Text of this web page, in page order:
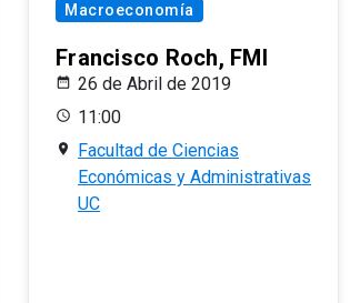
Macroeconomía
Francisco Roch, FMI
26 de Abril de 2019
11:00
Facultad de Ciencias
Económicas y Administrativas
UC